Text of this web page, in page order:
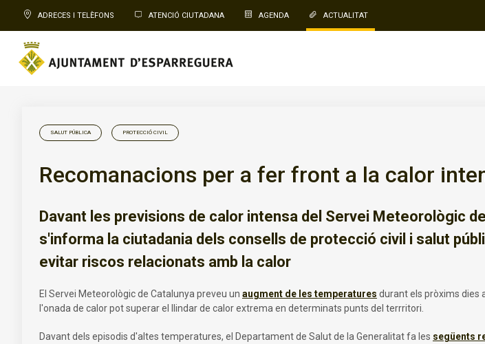
ADRECES I TELÈFONS ATENCIÓ CIUTADANA AGENDA ACTUALITAT
SALUT PÚBLICA PROTECCIÓ CIVIL
Recomanacions per a fer front a la calor
Davant les previsions de calor intensa del Servei Meteorològic
s'informa la ciutadania dels consells de protecció civil i salut
evitar riscos relacionats amb la calor
El Servei Meteorològic de Catalunya preveu un augment de les temperatures durant els pròxims dies
l'onada de calor pot superar el llindar de calor extrema en determinats punts del terrritori.
Davant dels episodis d'altes temperatures, el Departament de Salut de la Generalitat fa les següents